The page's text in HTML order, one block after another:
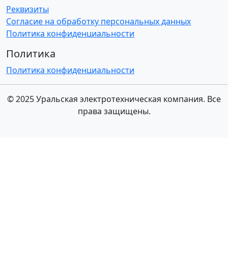
Реквизиты
Согласие на обработку персональных данных
Политика конфиденциальности
Политика
Политика конфиденциальности
© 2025 Уральская электротехническая компания. Все
права защищены.